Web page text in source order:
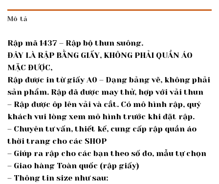
Mô tả
Rập mã 1437 – Rập bộ thun suông.
ĐÂY LÀ RẬP BẰNG GIẤY, KHÔNG PHẢI QUẦN ÁO
MẶC ĐƯỢC,
Rập được in từ giấy A0 – Dạng bảng vẽ, không phải
sản phẩm. Rập đã được may thử, hợp với vải thun
– Rập được ôp lên vải và cắt. Có mô hình rập, quý
khách vui lòng xem mô hình trước khi đặt rập.
– Chuyên tư vấn, thiết kế, cung cấp rập quần áo
thời trang cho các SHOP
– Giúp ra rập cho các bạn theo số đo, mẫu tự chọn
– Giao hàng Toàn quốc (rập giấy)
– Thông tin size như sau: